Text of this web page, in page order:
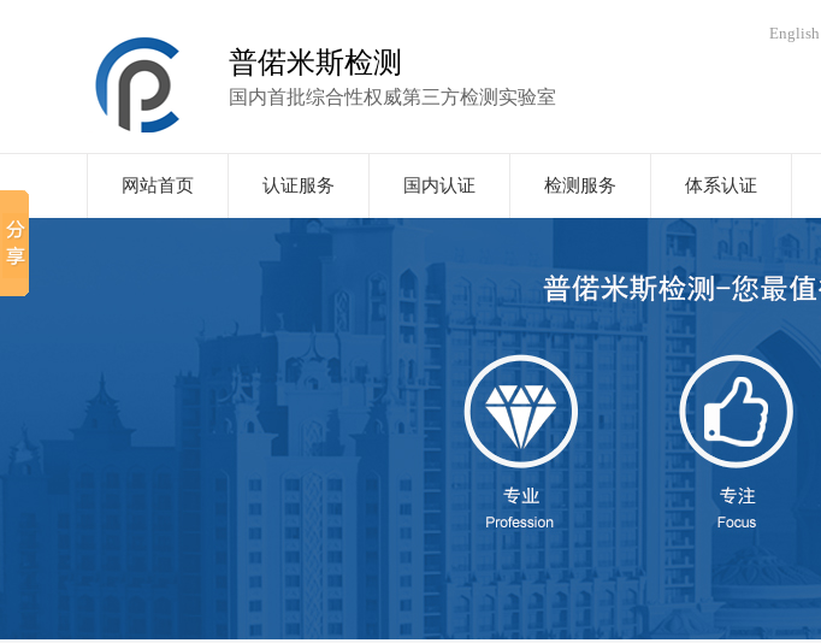
普偌米斯检测
国内首批综合性权威第三方检测实验室
English
网站首页 认证服务 国内认证 检测服务 体系认证